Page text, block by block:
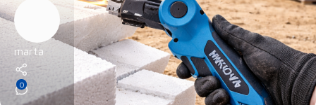
marta
0